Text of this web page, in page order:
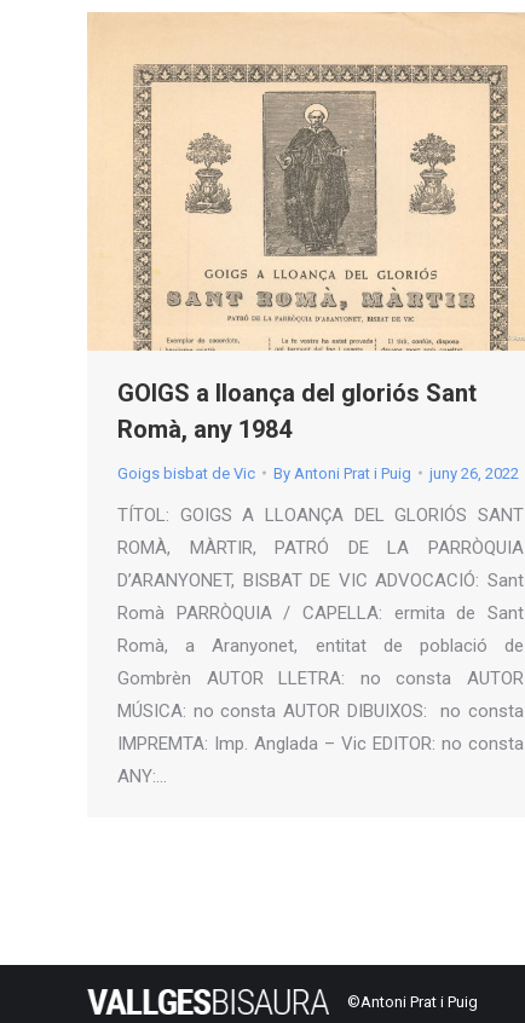
GOIGS a lloança del gloriós Sant
Romà, any 1984
Goigs bisbat de Vic By Antoni Prat i Puig juny 26, 2022
TÍTOL: GOIGS A LLOANÇA DEL GLORIÓS SANT
ROMÀ, MÀRTIR, PATRÓ DE LA PARRÒQUIA
D’ARANYONET, BISBAT DE VIC ADVOCACIÓ: Sant
Romà PARRÒQUIA / CAPELLA: ermita de Sant
Romà, a Aranyonet, entitat de població de
Gombrèn AUTOR LLETRA: no consta AUTOR
MÚSICA: no consta AUTOR DIBUIXOS: no consta
IMPREMTA: Imp. Anglada – Vic EDITOR: no consta
ANY:…
©Antoni Prat i Puig